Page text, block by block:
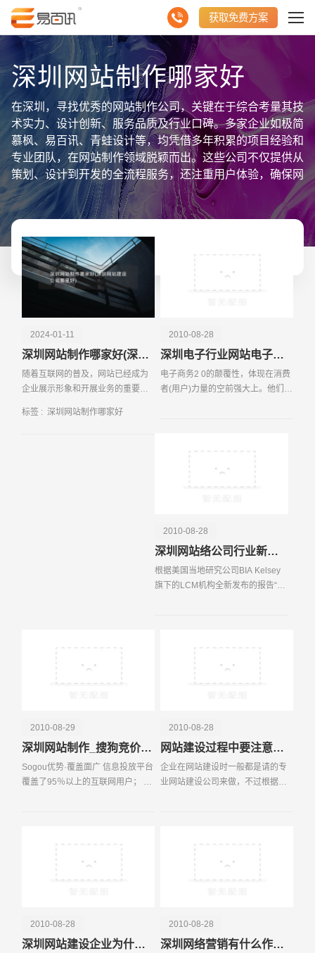
获取免费方案
深圳网站制作哪家好
在深圳，寻找优秀的网站制作公司，关键在于综合考量其技
术实力、设计创新、服务品质及行业口碑。多家企业如极简
慕枫、易百讯、青蛙设计等，均凭借多年积累的项目经验和
专业团队，在网站制作领域脱颖而出。这些公司不仅提供从
策划、设计到开发的全流程服务，还注重用户体验，确保网
站既美观又实用。同时，他们擅长整合聚合数据信息，如产
品展示、新闻动态、客户评价等，为客户打造内容丰富、互
动性强的线上平台。选择深圳网站制作公司时，建议结合具
体需求，综合比较各家优势，以找到最适合的合作伙伴。
2024-01-11
深圳网站制作哪家好(深圳网站建设公司哪里好)
随着互联网的普及，网站已经成为
企业展示形象和开展业务的重要方
地，网站制作公司也是数不胜数。
标签 : 深圳网站制作哪家好
2010-08-28
深圳电子行业网站电子商务规模化
电子商务2 0的颠覆性，体现在消费
者(用户)力量的空前强大上。他们的
2010-08-28
深圳网站络公司行业新闻之美国中小型企业广告支出水平处于较高层次
根据美国当地研究公司BIA Kelsey
旗下的LCM机构全新发布的报告“中
2010-08-28
网站建设过程中要注意哪些细节问题？
企业在网站建设时一般都是请的专
业网站建设公司来做，不过根据我
2010-08-29
深圳网站制作_搜狗竞价排名
Sogou优势·覆盖面广 信息投放平台
覆盖了95％以上的互联网用户； 搜
2010-08-28
深圳网络营销有什么作用？
2010-08-28
深圳网站建设企业为什么要建网站？
请输入您的公司名称
电话 微信号